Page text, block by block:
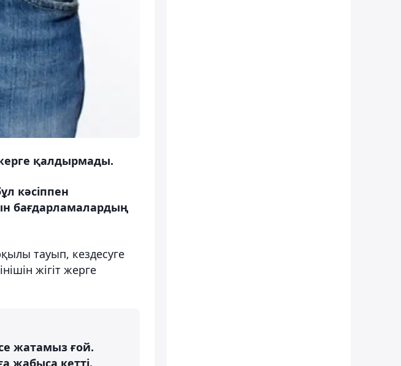
жерге қалдырмады.
кәсіппен
бағдарламалардың
тауып, кездесуге
жігіт жерге
жатамыз ғой.
жабыса кетті.